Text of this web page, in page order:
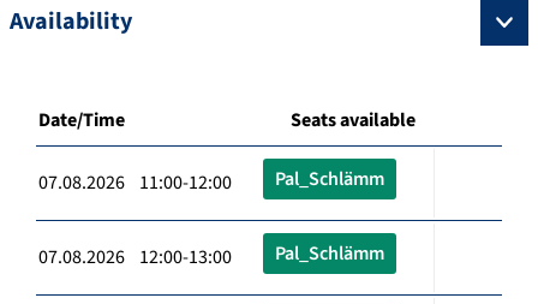
Availability
Date/Time Seats available
07.08.2026 11:00-12:00 Pal_Schlämm
07.08.2026 12:00-13:00 Pal_Schlämm